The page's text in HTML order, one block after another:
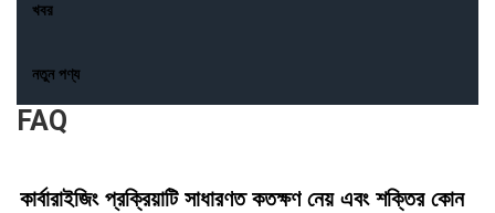
খবর
নতুন পণ্য
FAQ
কার্বারাইজিং প্রক্রিয়াটি সাধারণত কতক্ষণ নেয় এবং শক্তির কোন